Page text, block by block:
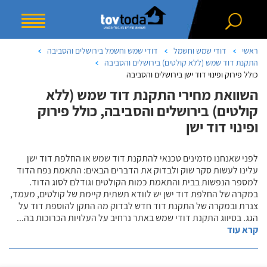
ראשי דודי שמש וחשמל
דודי שמש וחשמל בירושלים והסביבה
התקנת דוד שמש (ללא קולטים) בירושלים והסביבה
כולל פירוק ופינוי דוד ישן בירושלים והסביבה
השוואת מחירי התקנת דוד שמש (ללא
קולטים) בירושלים והסביבה, כולל פירוק
ופינוי דוד ישן
לפני שאנחנו מזמינים טכנאי להתקנת דוד שמש או החלפת דוד ישן
עלינו לעשות סקר שוק ולבדוק את הדברים הבאים: התאמת נפח הדוד
למספר הנפשות בבית והתאמת כמות הקולטים וגודלם לסוג הדוד.
במקרה של החלפת דוד ישן יש לוודא תשתית קיימת של קולטים, מעמד,
צנרת ובמקרה של התקנת דוד חדש לבדוק מה התקן להוספת דוד על
הגג. בסיווג התקנת דודי שמש באתר נרחיב על העלויות הכרוכות בה...
קרא עוד